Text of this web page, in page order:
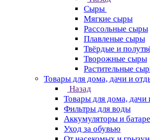
Сыры
Мягкие сыры
Рассольные сыры
Плавленые сыры
Твёрдые и
Творожные сыры
Растительные
Товары для дома, дачи и
Назад
Товары для дома, дачи
Фильтры для воды
Аккумуляторы и
Уход за обувью